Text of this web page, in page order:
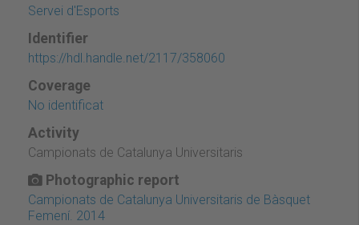
Servei d'Esports
Identifier
https://hdl.handle.net/2117/358060
Coverage
No identificat
Activity
Campionats de Catalunya Universitaris
Photographic report
Campionats de Catalunya Universitaris de Bàsquet
Femení. 2014